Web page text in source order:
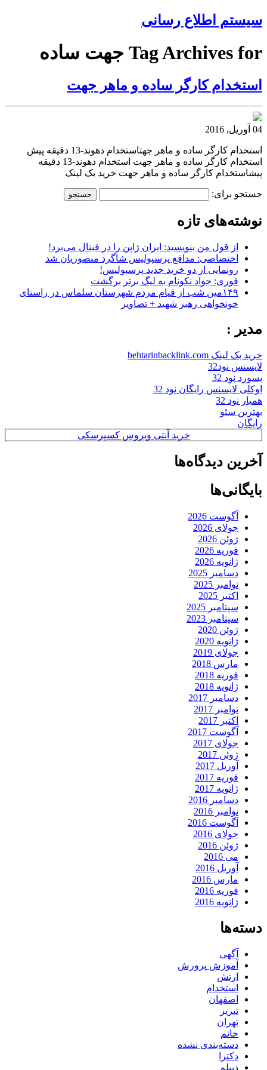
سیستم اطلاع رسانی
Tag Archives for جهت ساده
استخدام کارگر ساده و ماهر جهت
04 آوریل, 2016
استخدام کارگر ساده و ماهر جهتاستخدام دهوند-13 دقیقه پیش
استخدام کارگر ساده و ماهر جهت استخدام دهوند-13 دقیقه
پیشاستخدام کارگر ساده و ماهر جهت خرید بک لینک
جستجو برای:
نوشته‌های تازه
از قول من بنویسید: ایران ژاپن را در فینال می‌برد!
اختصاصی: مدافع پرسپولیس شاگرد منصوریان شد
رونمایی از دو خرید جدید پرسپولیس!
فوری: جواد نکونام به لیگ برتر برگشت
۱۴۹مین شب از قیام مردم شهرستان سلماس در راستای
خونخواهی رهبر شهید + تصاویر
مدیر :
خرید بک لینک behtarinbacklink.com
لایسنس نود32
پسورد نود 32
اوکلی لایسنس رایگان نود 32
همیار نود 32
بهترین سئو
رایگان
خرید آنتی ویروس کسپرسکی
آخرین دیدگاه‌ها
بایگانی‌ها
آگوست 2026
جولای 2026
ژوئن 2026
فوریه 2026
ژانویه 2026
دسامبر 2025
نوامبر 2025
اکتبر 2025
سپتامبر 2025
سپتامبر 2023
ژوئن 2020
ژانویه 2020
جولای 2019
مارس 2018
فوریه 2018
ژانویه 2018
دسامبر 2017
نوامبر 2017
اکتبر 2017
آگوست 2017
جولای 2017
ژوئن 2017
آوریل 2017
فوریه 2017
ژانویه 2017
دسامبر 2016
نوامبر 2016
آگوست 2016
جولای 2016
ژوئن 2016
می 2016
آوریل 2016
مارس 2016
فوریه 2016
ژانویه 2016
دسته‌ها
آگهی
آموزش پرورش
ارتش
استخدام
اصفهان
تبریز
تهران
خانم
دسته‌بندی نشده
دکترا
دیپلم